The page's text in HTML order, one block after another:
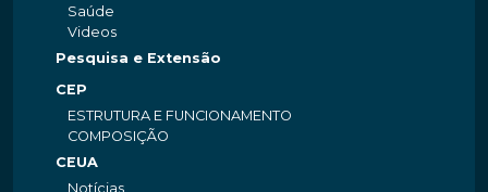
Saúde
Videos
Pesquisa e Extensão
CEP
ESTRUTURA E FUNCIONAMENTO
COMPOSIÇÃO
CEUA
Notícias